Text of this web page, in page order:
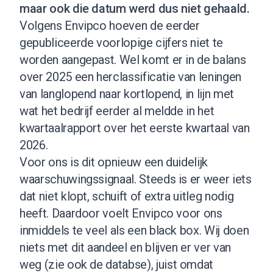
maar ook die datum werd dus niet gehaald.
Volgens Envipco hoeven de eerder
gepubliceerde voorlopige cijfers niet te
worden aangepast. Wel komt er in de balans
over 2025 een herclassificatie van leningen
van langlopend naar kortlopend, in lijn met
wat het bedrijf eerder al meldde in het
kwartaalrapport over het eerste kwartaal van
2026.
Voor ons is dit opnieuw een duidelijk
waarschuwingssignaal. Steeds is er weer iets
dat niet klopt, schuift of extra uitleg nodig
heeft. Daardoor voelt Envipco voor ons
inmiddels te veel als een black box. Wij doen
niets met dit aandeel en blijven er ver van
weg (zie ook de databse), juist omdat